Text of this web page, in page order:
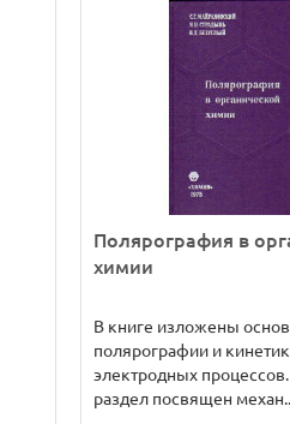
Полярография в
химии
В книге изложены
полярографии и
электродных
раздел посвящен механ..